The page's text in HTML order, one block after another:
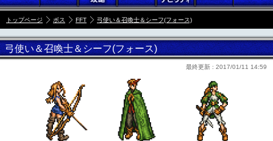
トップページ ボス FFT 弓使い＆召喚士＆シーフ(フォース)
弓使い＆召喚士＆シーフ(フォース)
最終更新 : 2017/01/11 14:59